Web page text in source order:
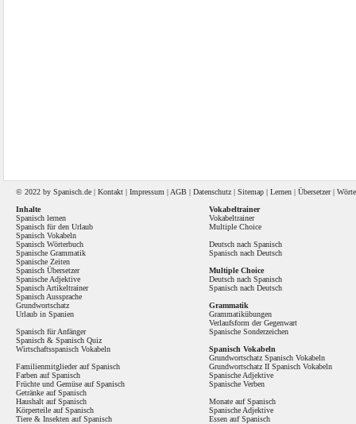
© 2022 by Spanisch .de | Kontakt | Impressum | AGB | Datenschutz | Sitemap | Lernen | Übersetzer|
Inhalte
Spanisch lernen
Spanisch für den Urlaub
Spanisch Vokabeln
Spanisch Wörterbuch
Spanische Grammatik
Spanische Zeiten
Spanisch Übersetzer
Spanische Adjektive
Spanisch Artikeltrainer
Spanisch Aussprache
Grundwortschatz
Urlaub in Spanien
Spanisch für Anfänger
Spanisch & Spanisch Quiz
Wirtschaftsspanisch Vokabeln
Familienmitglieder auf Spanisch
Farben auf Spanisch
Früchte und Gemüse auf Spanisch
Getränke auf Spanisch
Haushalt auf Spanisch
Körperteile auf Spanisch
Tiere & Insekten auf Spanisch
Vokabeltrainer
Vokabeltrainer
Multiple Choice
Deutsch nach Spanisch
Spanisch nach Deutsch
Multiple Choice
Deutsch nach Spanisch
Spanisch nach Deutsch
Grammatik
Grammatikübungen
Verlaufsform der Gegenwart
Spanische Sonderzeichen
Spanisch Vokabeln
Grundwortschatz Spanisch Vokabeln
Grundwortschatz II Spanisch Vokabeln
Spanische Adjektive
Spanische Verben
Monate auf Spanisch
Spanische Adjektive
Essen auf Spanisch